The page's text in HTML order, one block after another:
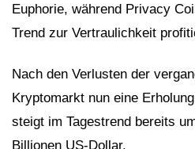
Euphorie, während Privacy
Trend zur Vertraulichkeit
Nach den Verlusten der
Kryptomarkt nun eine
steigt im Tagestrend bereits
Billionen US-Dollar.